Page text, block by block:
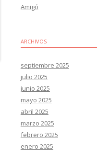
Amigó
ARCHIVOS
septiembre 2025
julio 2025
junio 2025
mayo 2025
abril 2025
marzo 2025
febrero 2025
enero 2025